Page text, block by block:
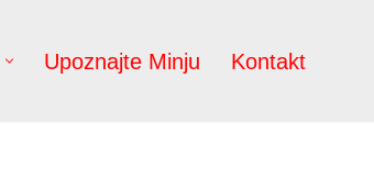
Upoznajte Minju Kontakt